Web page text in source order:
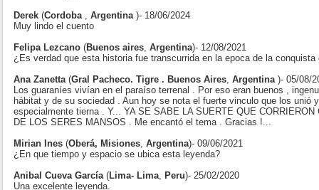
Derek (Cordoba , Argentina )- 18/06/2024
Muy lindo el cuento
Felipa Lezcano (Buenos aires, Argentina)- 12/08/2021
¿Es verdad que esta historia fue transcurrida en la epoca de la conquista
Ana Zanetta(Gral Pacheco. Tigre . Buenos Aires, Argentina )- 05/08/
Los guaraníes vivían en el paraíso terrenal . Por eso eran buenos ,
hábitat y de su sociedad . Aun hoy se nota el fuerte vinculo que los unió
especialmente tierna . Y... YA SE SABE LA SUERTE QUE CORRIERON
DE LOS SERES MANSOS . Me encantó el tema . Gracias !...
Mirian Ines (Oberá, Misiones, Argentina)- 09/06/2021
¿En que tiempo y espacio se ubica esta leyenda?
Anibal Cueva García (Lima- Lima, Peru)- 25/02/2020
Una excelente leyenda.